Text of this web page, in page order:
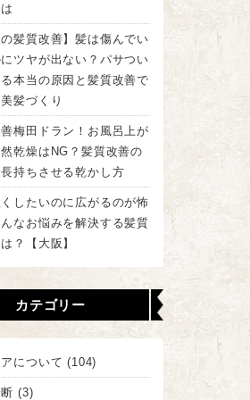
の髪質改善】髪は傷んでい
ツヤが出ない？パサつい
本当の原因と髪質改善で
髪づくり
梅田ドラン！お風呂上が
乾燥はNG？髪質改善の
持ちさせる乾かし方
したいのに広がるのが怖
なお悩みを解決する髪質
？【大阪】
カテゴリー
について (104)
(3)